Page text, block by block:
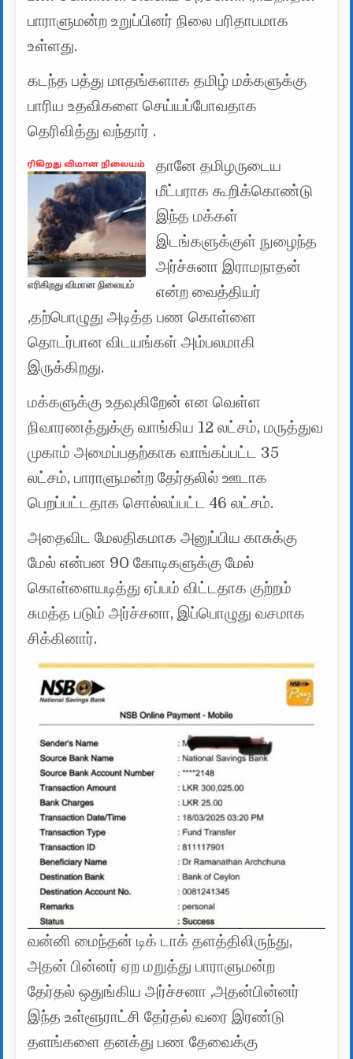
பாராளுமன்ற உறுப்பினர் நிலை பரிதாபமாக
உள்ளது.
கடந்த பத்து மாதங்களாக தமிழ் மக்களுக்கு
பாரிய உதவிகளை செய்யப்போவதாக
தெரிவித்து வந்தார் .
எரிகிறது விமான நிலையம்
தானே தமிழருடைய
மீட்பராக கூறிக்கொண்டு
இந்த மக்கள்
இடங்களுக்குள் நுழைந்த
அர்ச்சுனா இராமநாதன்
என்ற வைத்தியர்
,தற்பொழுது அடித்த பண கொள்ளை
தொடர்பான விடயங்கள் அம்பலமாகி
இருக்கிறது.
மக்களுக்கு உதவுகிறேன் என வெள்ள
நிவாரணத்துக்கு வாங்கிய 12 லட்சம், மருத்துவ
முகாம் அமைப்பதற்காக வாங்கப்பட்ட 35
லட்சம், பாராளுமன்ற தேர்தலில் ஊடாக
பெறப்பட்டதாக சொல்லப்பட்ட 46 லட்சம்.
அதைவிட மேலதிகமாக அனுப்பிய காசுக்கு
மேல் என்பன 90 கோடிகளுக்கு மேல்
கொள்ளையடித்து ஏப்பம் விட்டதாக குற்றம்
சுமத்த படும் அர்ச்சனா, இப்பொழுது வசமாக
சிக்கினார்.
வன்னி மைந்தன் டிக் டாக் தளத்திலிருந்து,
அதன் பின்னர் ஏற மறுத்து பாராளுமன்ற
தேர்தல் ஒதுங்கிய அர்ச்சனா ,அதன்பின்னர்
இந்த உள்ளூராட்சி தேர்தல் வரை இரண்டு
தளங்களை தனக்து பண தேவைக்கு